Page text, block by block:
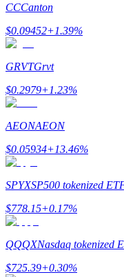
Gids
Futures-startgids
CCCanton
$0.09452+1.39%
GRVTGrvt
$0.2979+1.23%
AEONAEON
$0.05934+13.46%
SPYXSP500 tokenized
$778.15+0.17%
QQQXNasdaq tokenized
$725.39+0.30%